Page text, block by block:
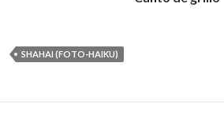
SHAHAI (FOTO-HAIKU)